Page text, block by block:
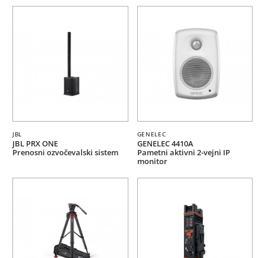
JBL
JBL PRX ONE
Prenosni ozvočevalski sistem
GENELEC
GENELEC 4410A
Pametni aktivni 2-vejni IP
monitor